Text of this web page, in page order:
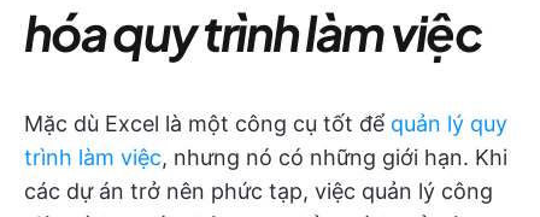
hóa quy trình làm việc
Mặc dù Excel là một công cụ tốt để quản lý quy
trình làm việc, nhưng nó có những giới hạn. Khi
các dự án trở nên phức tạp, việc quản lý công